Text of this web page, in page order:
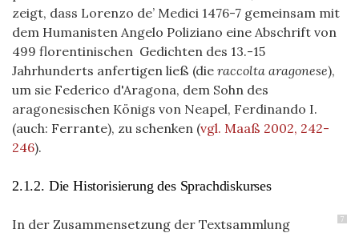
zeigt, dass Lorenzo de’ Medici 1476-7 gemeinsam mit
dem Humanisten Angelo Poliziano eine Abschrift von
499 florentinischen Gedichten des 13.-15
Jahrhunderts anfertigen ließ (die raccolta aragonese),
um sie Federico d'Aragona, dem Sohn des
aragonesischen Königs von Neapel, Ferdinando I.
(auch: Ferrante), zu schenken (vgl. Maaß 2002, 242-
246).
2.1.2. Die Historisierung des Sprachdiskurses
7
In der Zusammensetzung der Textsammlung